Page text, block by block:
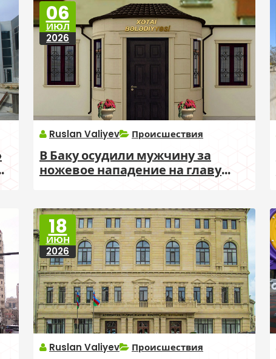
06
ИЮЛ
2026
Ruslan Valiyev Происшествия
В Баку осудили мужчину за
ножевое нападение на главу
18
ИЮН
2026
Ruslan Valiyev Происшествия